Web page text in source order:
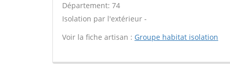
Département: 74
Isolation par l'extérieur -
Voir la fiche artisan : Groupe habitat isolation